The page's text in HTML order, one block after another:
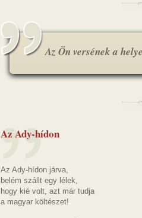
Az Ön versének a
Az Ady-hídon
Az Ady-hídon járva,
belém szállt egy lélek,
hogy kié volt, azt már tudja
a magyar költészet!